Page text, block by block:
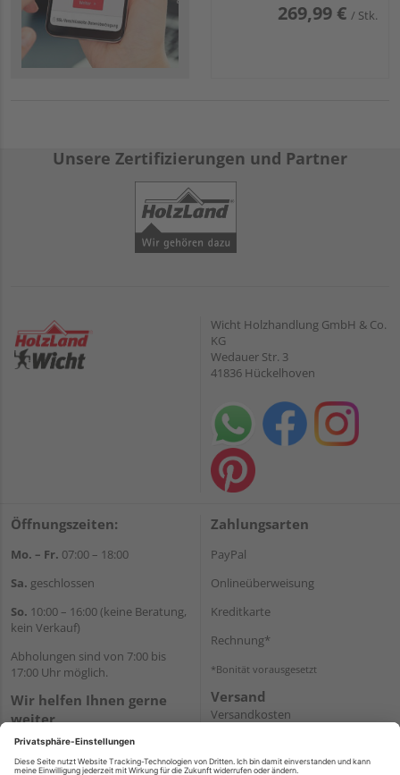
269,99 € / Stk.
Unsere Zertifizierungen und Partner
Wicht Holzhandlung GmbH & Co.
KG
Wedauer Str. 3
41836 Hückelhoven
Öffnungszeiten:
Mo. – Fr. 07:00 – 18:00
Sa. geschlossen
So. 10:00 – 16:00 (keine Beratung,
kein Verkauf)
Abholungen sind von 7:00 bis
17:00 Uhr möglich.
Wir helfen Ihnen gerne
weiter
Tel.:+49 2462 99099
Zahlungsarten
PayPal
Onlineüberweisung
Kreditkarte
Rechnung*
*Bonität vorausgesetzt
Versand
Versandkosten